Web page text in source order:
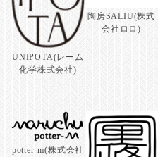
UNIPOTA(レーム
化学株式会社)
陶房SALIU(株式
会社ロロ)
potter-m(株式会社